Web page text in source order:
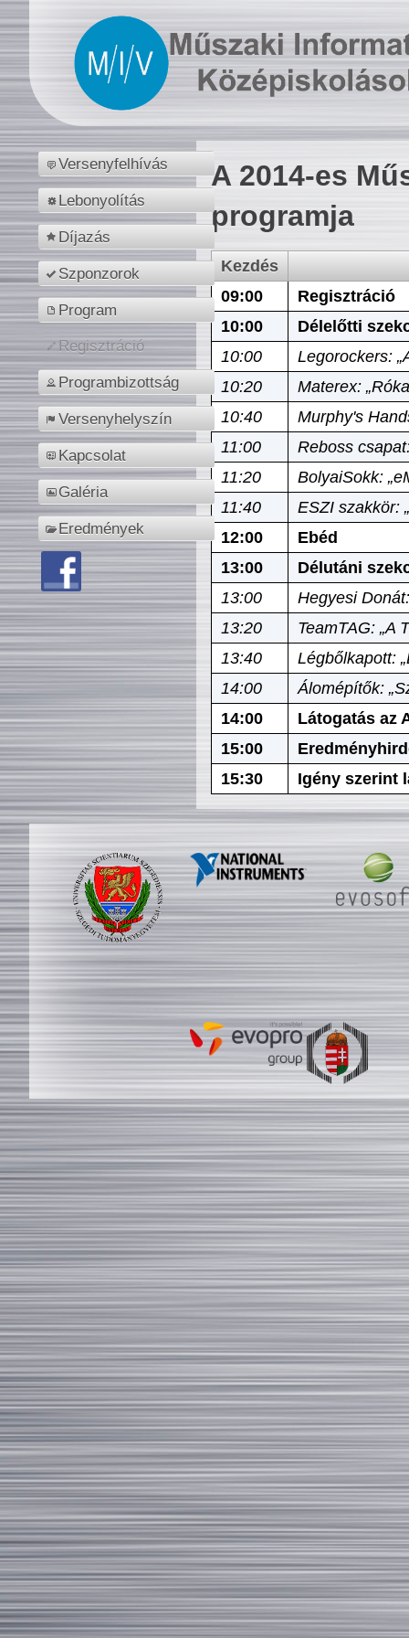
Versenyfelhívás
Lebonyolítás
Díjazás
Szponzorok
Program
Regisztráció
Programbizottság
Versenyhelyszín
Kapcsolat
Galéria
Eredmények
A 2014-es
programja
Kezdés
09:00
Regisztráció
10:00
Délelőtti
10:00
Legorockers:
10:20
Materex:
10:40
Murphy's
11:00
Reboss
11:20
BolyaiSokk:
11:40
ESZI szakkör:
12:00
Ebéd
13:00
Délutáni
13:00
Hegyesi
13:20
TeamTAG: „A
13:40
Légbőlkapott:
14:00
Álomépítők:
14:00
Látogatás az
15:00
15:30
Igény szerint